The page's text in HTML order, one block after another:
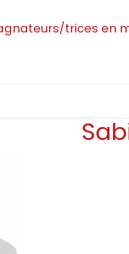
trices en